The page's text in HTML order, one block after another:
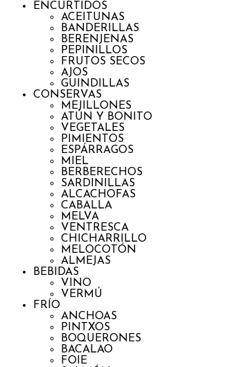
ENCURTIDOS
ACEITUNAS
BANDERILLAS
BERENJENAS
PEPINILLOS
FRUTOS SECOS
AJOS
GUINDILLAS
CONSERVAS
MEJILLONES
ATÚN Y BONITO
VEGETALES
PIMIENTOS
ESPÁRRAGOS
MIEL
BERBERECHOS
SARDINILLAS
ALCACHOFAS
CABALLA
MELVA
VENTRESCA
CHICHARRILLO
MELOCOTÓN
ALMEJAS
BEBIDAS
VINO
VERMÚ
FRÍO
ANCHOAS
PINTXOS
BOQUERONES
BACALAO
FOIE